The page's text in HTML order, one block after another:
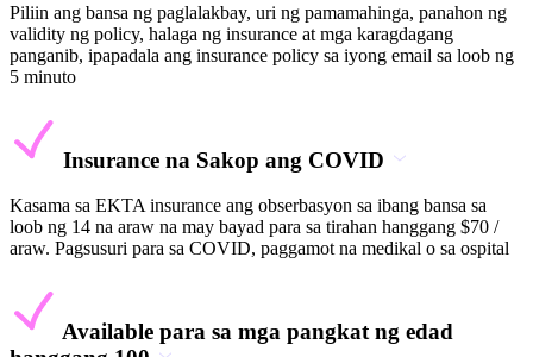
Piliin ang bansa ng paglalakbay, uri ng pamamahinga, panahon ng
validity ng policy, halaga ng insurance at mga karagdagang
panganib, ipapadala ang insurance policy sa iyong email sa loob ng
5 minuto
Insurance na Sakop ang COVID
Kasama sa EKTA insurance ang obserbasyon sa ibang bansa sa
loob ng 14 na araw na may bayad para sa tirahan hanggang $70 /
araw. Pagsusuri para sa COVID, paggamot na medikal o sa ospital
Available para sa mga pangkat ng edad